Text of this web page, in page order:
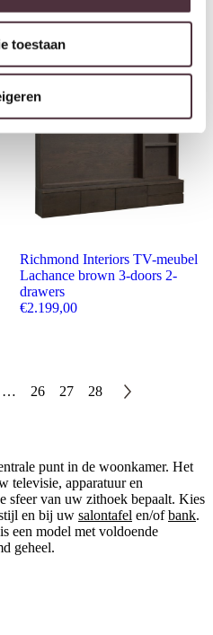
toestaan
Richmond Interiors TV-meubel
Lachance brown 3-doors 2-
drawers
€2.199,00
… 26 27 28
punt in de woonkamer. Het
televisie, apparatuur en
sfeer van uw zithoek bepaalt. Kies
en bij uw salontafel en/ofbank.
een model met voldoende
geheel.